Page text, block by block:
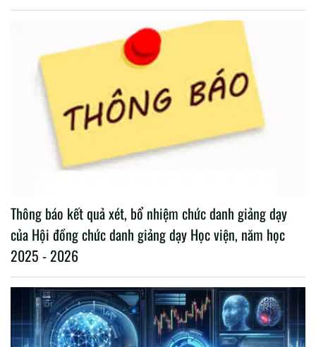
Thông báo kết quả xét, bổ nhiệm chức danh giảng dạy
của Hội đồng chức danh giảng dạy Học viện, năm học
2025 - 2026